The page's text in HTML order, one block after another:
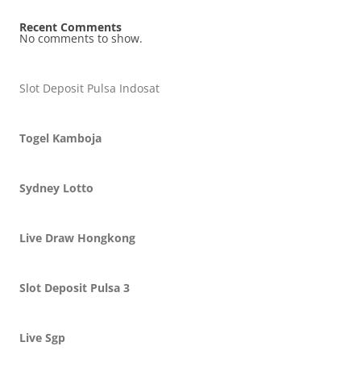
Recent Comments
No comments to show.
Slot Deposit Pulsa Indosat
Togel Kamboja
Sydney Lotto
Live Draw Hongkong
Slot Deposit Pulsa 3
Live Sgp